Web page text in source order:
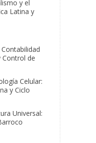
y el
Latina y
Control de
Celular:
y Ciclo
Universal: